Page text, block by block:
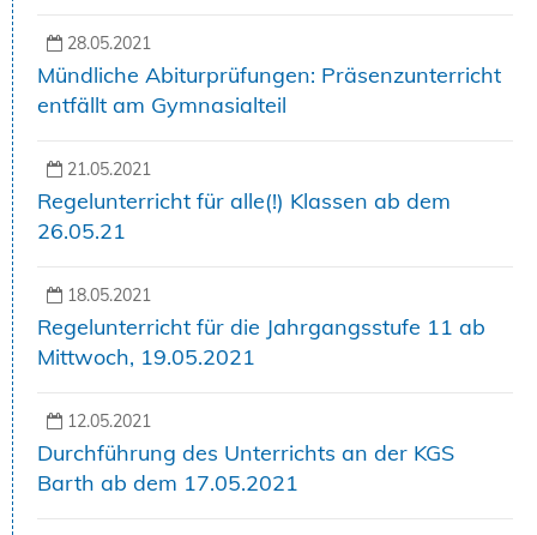
28.05.2021
Mündliche Abiturprüfungen: Präsenzunterricht
entfällt am Gymnasialteil
21.05.2021
Regelunterricht für alle(!) Klassen ab dem
26.05.21
18.05.2021
Regelunterricht für die Jahrgangsstufe 11 ab
Mittwoch, 19.05.2021
12.05.2021
Durchführung des Unterrichts an der KGS
Barth ab dem 17.05.2021